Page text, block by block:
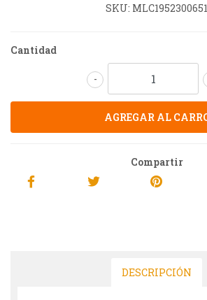
SKU: MLC1952300651
Cantidad
-
Compartir
DESCRIPCIÓN